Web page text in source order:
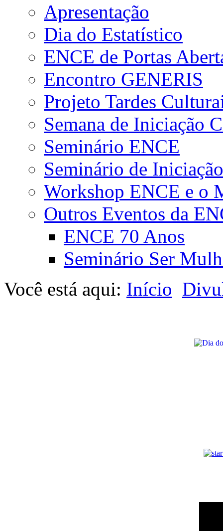
Apresentação
Dia do Estatístico
ENCE de Portas
Encontro GENERIS
Projeto Tardes
Semana de Iniciação
Seminário ENCE
Seminário de
Workshop ENCE e o
Outros Eventos da
ENCE 70 Anos
Seminário Ser
Você está aqui: Início